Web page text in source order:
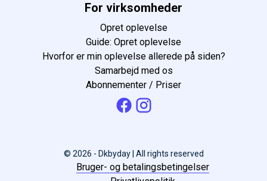
For virksomheder
Opret oplevelse
Guide: Opret oplevelse
Hvorfor er min oplevelse allerede på siden?
Samarbejd med os
Abonnementer / Priser
© 2026 - Dkbyday | All rights reserved
Bruger- og betalingsbetingelser